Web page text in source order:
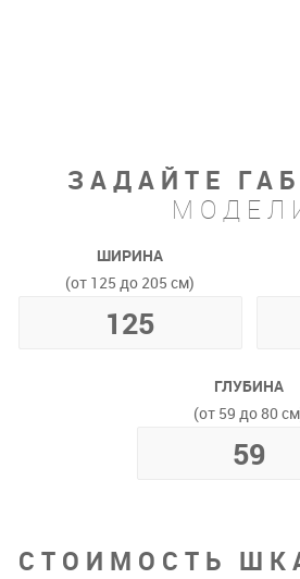
ЗАДАЙТЕ
ШИРИНА
(от 125 до 205 см)
ГЛУБИНА
(от 59 до 80
СТОИМОСТЬ